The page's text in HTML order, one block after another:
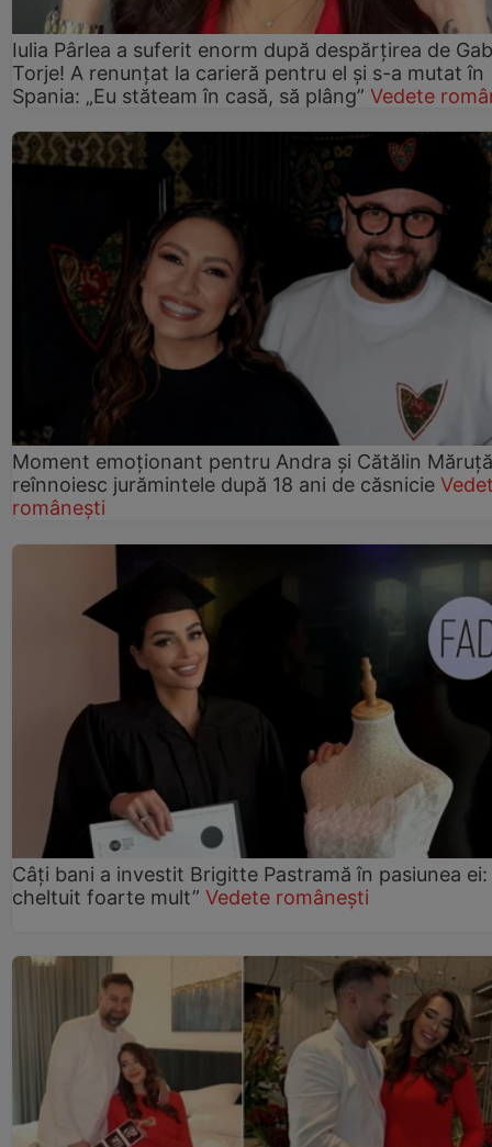
Iulia Pârlea a suferit enorm după despărțirea de
Torje! A renunțat la carieră pentru el și s-a mutat în
Spania: „Eu stăteam în casă, să plâng” Vedete
Moment emoționant pentru Andra și Cătălin
reînnoiesc jurămintele după 18 ani de căsnicie
românești
Câți bani a investit Brigitte Pastramă în pasiunea ei:
cheltuit foarte mult” Vedete românești